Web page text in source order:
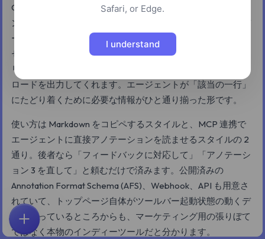
Codex などの AI コーディングエージェント向けに構造化コ
ンテキストに変換します。ローカル開発サーバーでツールバ
ーを起動し、好きな要素をクリックしてメモを書くと、CSS
セレクタ、ソースファイルのパス、React コンポーネントツ
リー、computed style、そして書き込んだ意図を含んだペイ
ロードを出力してくれます。エージェントが「該当の一行」
にたどり着くために必要な情報がひと通り揃った形です。
使い方は Markdown をコピペするスタイルと、MCP 連携で
エージェントに直接アノテーションを読ませるスタイルの 2
通り。後者なら「フィードバックに対応して」「アノテーシ
ョン 3 を直して」と頼むだけで済みます。公開済みの
Annotation Format Schema (AFS)、Webhook、API も用意さ
れていて、トップページ自体がツールバー起動状態の動くデ
モになっているところからも、マーケティング用の張りぼて
ではなく本物のインディーツールだと分かります。
ホーム
Safari, or Edge.
I understand